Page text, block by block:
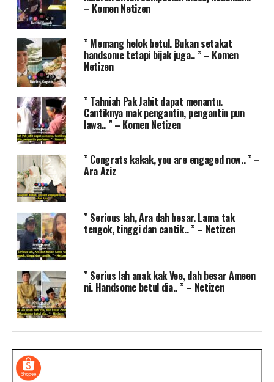
– Komen Netizen
” Memang helok betul. Bukan setakat
handsome tetapi bijak juga.. ” – Komen
Netizen
” Tahniah Pak Jabit dapat menantu.
Cantiknya mak pengantin, pengantin pun
lawa.. ” – Komen Netizen
” Congrats kakak, you are engaged now.. ” –
Ara Aziz
” Serious lah, Ara dah besar. Lama tak
tengok, tinggi dan cantik.. ” – Netizen
” Serius lah anak kak Vee, dah besar Ameen
ni. Handsome betul dia.. ” – Netizen